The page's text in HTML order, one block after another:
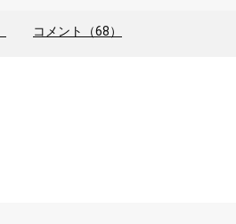
コメント（68）